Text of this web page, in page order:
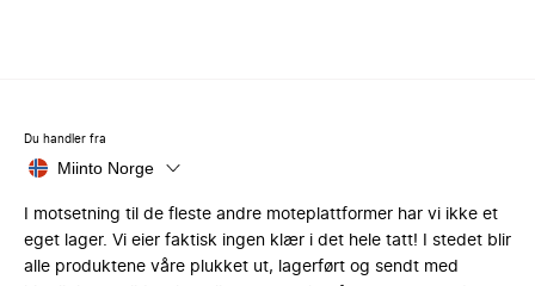
Du handler fra
Miinto Norge
I motsetning til de fleste andre moteplattformer har vi ikke et
eget lager. Vi eier faktisk ingen klær i det hele tatt! I stedet blir
alle produktene våre plukket ut, lagerført og sendt med